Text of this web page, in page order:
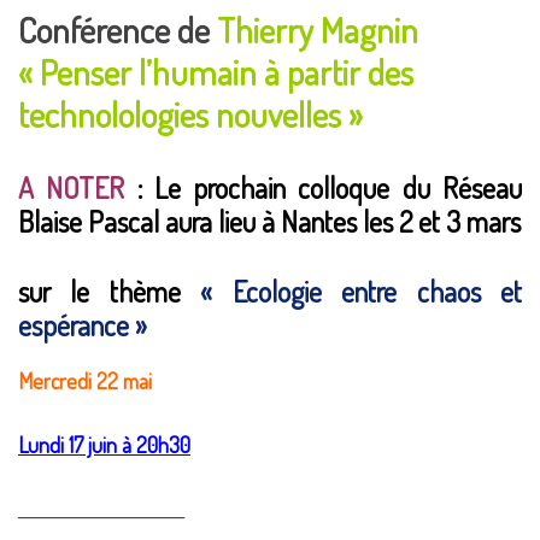
Conférence deThierry Magnin
« Penser l’humain à partir des
technolologies nouvelles »
A NOTER : Le prochain colloque du Réseau
Blaise Pascal aura lieu à Nantes les 2 et 3 mars
sur le thème« Ecologie entre chaos et
espérance »
Mercredi 22 mai
Lundi 17 juinà 20h30